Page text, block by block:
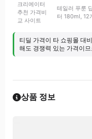
크리에이터
추천 가격비
교 사이트
테일러 푸룬
터 180ml, 12
티딜 가격이 타 쇼핑몰 대
해도 경쟁력 있는 가격이
상품 정보